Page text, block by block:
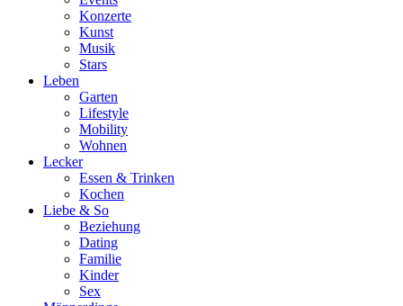
Konzerte
Kunst
Musik
Stars
Leben
Garten
Lifestyle
Mobility
Wohnen
Lecker
Essen & Trinken
Kochen
Liebe & So
Beziehung
Dating
Familie
Kinder
Sex